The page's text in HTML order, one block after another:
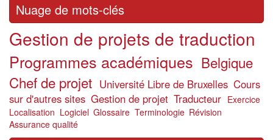
Nuage de mots-clés
Gestion de projets de traduction
Programmes académiques Belgique
Chef de projet Université Libre de Bruxelles Cours
sur d'autres sites Gestion de projet Traducteur Exercice
Localisation Logiciel Glossaire Terminologie Révision
Assurance qualité